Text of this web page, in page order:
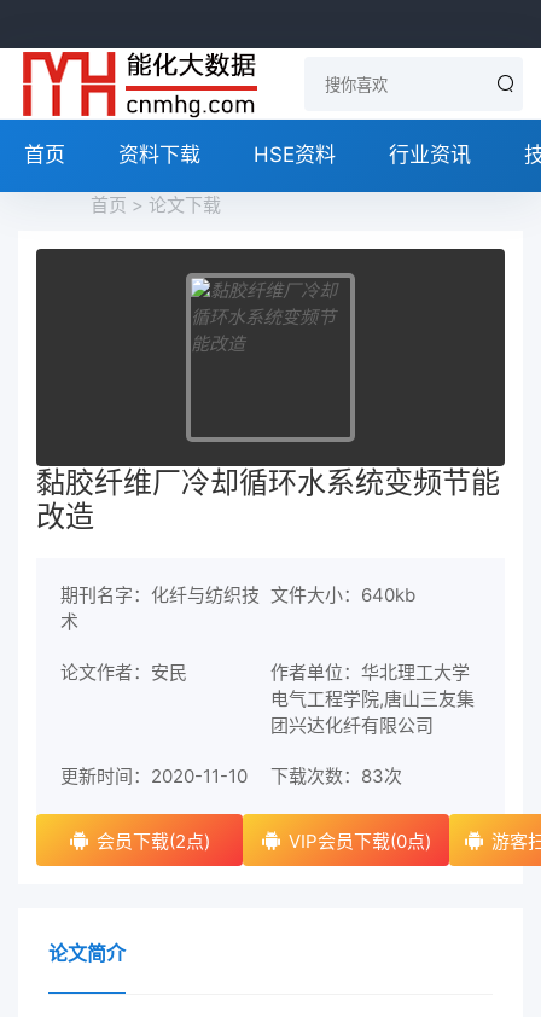
首页 资料下载 HSE资料 行业资讯
首页 > 论文下载
黏胶纤维厂冷却循环水系统变频节能
改造
期刊名字：化纤与纺织技
术
文件大小：640kb
论文作者：安民
作者单位：华北理工大学
电气工程学院,唐山三友集
团兴达化纤有限公司
更新时间：2020-11-10 下载次数： 83次
会员下载(2点) VIP会员下载(0点) 游客
论文简介